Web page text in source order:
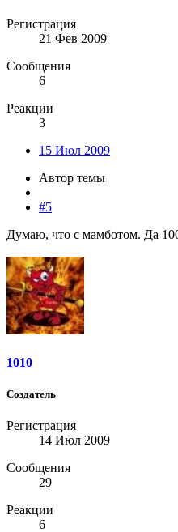
Регистрация
21 Фев 2009
Сообщения
6
Реакции
3
15 Июл 2009
Автор темы
#5
Думаю, что с мамботом. Да
1010
Создатель
Регистрация
14 Июл 2009
Сообщения
29
Реакции
6